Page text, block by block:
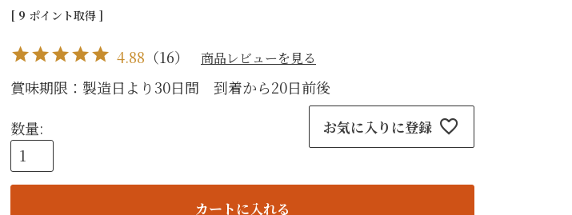
検索
[ 9 ポイント取得 ]
4.88 （16） 商品レビューを見る
賞味期限：製造日より30日間 到着から20日前後
お気に入りに登録
カートに入れる